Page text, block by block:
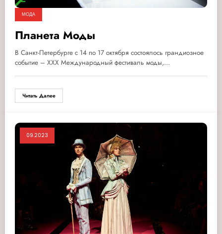
МОДА
Планета Моды
В Санкт-Петербурге с 14 по 17 октября состоялось грандиозное
событие – XXX Международный фестиваль моды,…
Читать Далее
09.2023